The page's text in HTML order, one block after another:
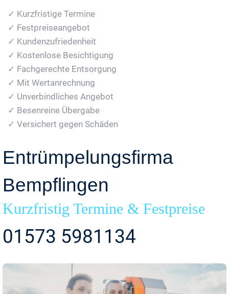
✓ Kurzfristige Termine
✓ Festpreiseangebot
✓ Kundenzufriedenheit
✓ Kostenlose Besichtigung
✓ Fachgerechte Entsorgung
✓ Mit Wertanrechnung
✓ Unverbindliches Angebot
✓ Besenreine Übergabe
✓ Versichert gegen Schäden
Entrümpelungsfirma
Bempflingen
Kurzfristig Termine & Festpreise
01573 5981134